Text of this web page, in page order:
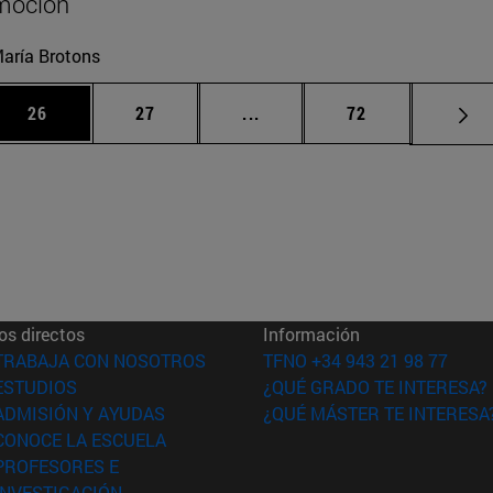
Brotons
TAB para desplazarse.
Página
26 Página
27 ... Páginas intermedias Use
Página
72
directos
CON NOSOTROS (abre en nueva ventana)
(abre en nueva ventana)
Y AYUDAS (abre en nueva ventana)
LA ESCUELA(abre en nueva ventana)
E
Información
TFNO +34 943 21 98 77
¿QUÉ GRADO TE INTERESA?
¿QUÉ MÁSTER TE